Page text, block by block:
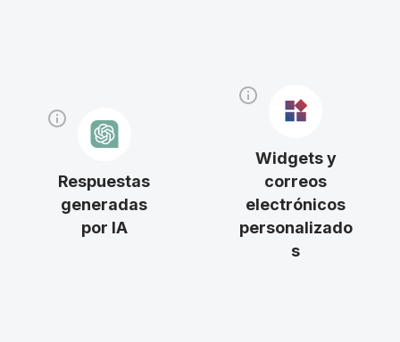
Respuestas
generadas
por IA
Widgets y
correos
electrónicos
personalizado
s